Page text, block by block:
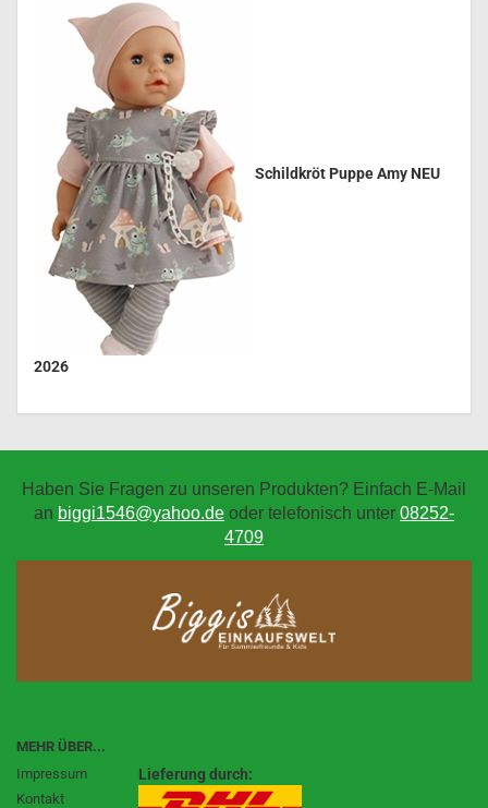
Schildkröt Puppe Amy NEU
2026
Haben Sie Fragen zu unseren Produkten? Einfach E-Mail
an biggi1546@yahoo.de oder telefonisch unter 08252-
4709
MEHR ÜBER...
Impressum
Kontakt
Lieferung durch: